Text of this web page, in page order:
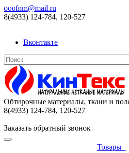
ooofnm@mail.ru
8(4933) 124-784, 120-527
Вконтакте
Обтирочные материалы, ткани и
8(4933) 124-784, 120-527
Заказать обратный звонок
Товары